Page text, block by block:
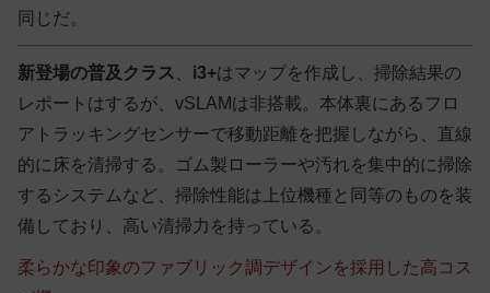
同じだ。
新登場の普及クラス i3+はマップを作成し、掃除結果の
レポートはするが、vSLAMは非搭載。本体裏にあるフロ
アトラッキングセンサーで移動距離を把握しながら、直線
的に床を清掃する。ゴム製ローラーや汚れを集中的に掃除
するシステムなど、掃除性能は上位機種と同等のものを装
備しており、高い清掃力を持っている。
柔らかな印象のファブリック調デザインを採用した高コス